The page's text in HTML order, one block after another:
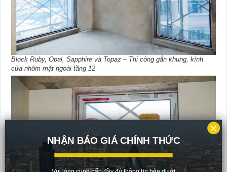
Block Ruby, Opal, Sapphire và Topaz – Thi công gắn khung, kính
cửa nhôm mặt ngoài tầng 12
NHẬN BÁO GIÁ CHÍNH THỨC
×